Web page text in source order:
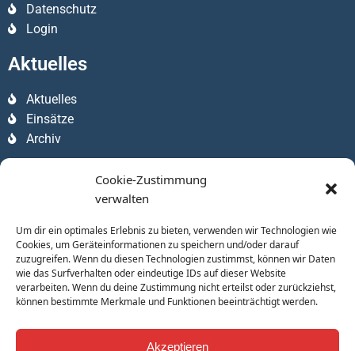
Cookie-Zustimmung
verwalten
Um dir ein optimales Erlebnis zu bieten, verwenden wir Technologien wie
Cookies, um Geräteinformationen zu speichern und/oder darauf
zuzugreifen. Wenn du diesen Technologien zustimmst, können wir Daten
wie das Surfverhalten oder eindeutige IDs auf dieser Website
verarbeiten. Wenn du deine Zustimmung nicht erteilst oder zurückziehst,
können bestimmte Merkmale und Funktionen beeinträchtigt werden.
Akzeptieren
Datenschutz
Login
Aktuelles
Aktuelles
Einsätze
Archiv